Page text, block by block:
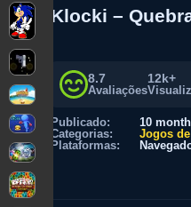
Klocki –
8.7
Avaliações
12k+
Publicado:
10
Categorias:
Jogos
Plataformas: